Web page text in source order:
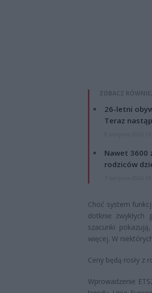
ZOBACZ
26-letni
Teraz
Nawet 3600
rodziców
Choć system
dotknie
szacunki
więcej. W
Ceny będą rosły z
Wprowadzenie